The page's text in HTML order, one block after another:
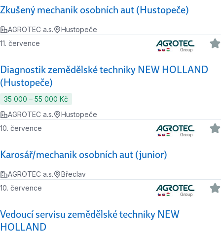
Zkušený mechanik osobních aut (Hustopeče)
AGROTEC a.s. Hustopeče
Diagnostik zemědělské techniky NEW HOLLAND
(Hustopeče)
11. července
35 000 ‍–‍ 55 000 Kč
AGROTEC a.s.
Hustopeče
Karosář/mechanik osobních aut (junior)
10. července
AGROTEC a.s. Břeclav
Vedoucí servisu zemědělské techniky NEW
HOLLAND
10. července